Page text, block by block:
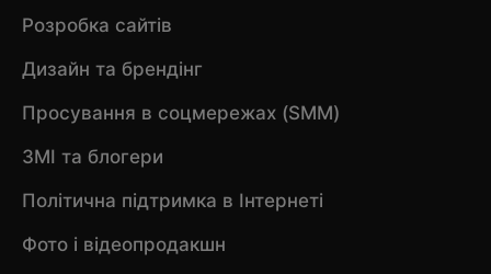
Розробка сайтів
Дизайн та брендінг
Просування в соцмережах (SMM)
ЗМІ та блогери
Політична підтримка в Інтернеті
Фото і відеопродакшн